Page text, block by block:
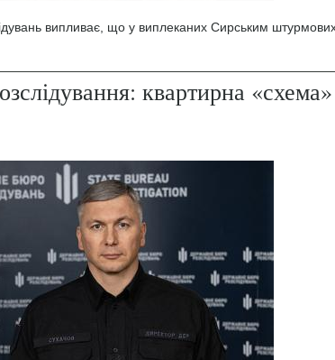
випливає, що у виплеканих Сирським
квартирна